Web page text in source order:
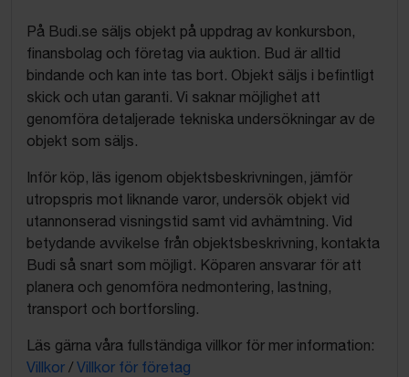
På Budi.se säljs objekt på uppdrag av konkursbon,
finansbolag och företag via auktion. Bud är alltid
bindande och kan inte tas bort. Objekt säljs i befintligt
skick och utan garanti. Vi saknar möjlighet att
genomföra detaljerade tekniska undersökningar av de
objekt som säljs.
Inför köp, läs igenom objektsbeskrivningen, jämför
utropspris mot liknande varor, undersök objekt vid
utannonserad visningstid samt vid avhämtning. Vid
betydande avvikelse från objektsbeskrivning, kontakta
Budi så snart som möjligt. Köparen ansvarar för att
planera och genomföra nedmontering, lastning,
transport och bortforsling.
Läs gärna våra fullständiga villkor för mer information:
Villkor / Villkor för företag